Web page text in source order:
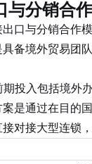
与分销合
与分销合作模
备境外贸易团
入包括境外办
是通过在目的
对接大型连锁